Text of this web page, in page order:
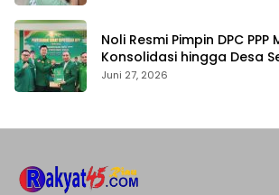
Noli Resmi Pimpin DPC PPP
Konsolidasi hingga Desa
Juni 27, 2026